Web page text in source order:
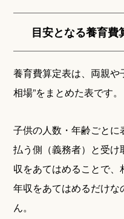
目安となる養育費
養育費算定表は、両親や
相場”をまとめた表です。
子供の人数・年齢ごと
払う側（義務者）と受
収をあてはめることで
年収をあてはめるだけ
ん。